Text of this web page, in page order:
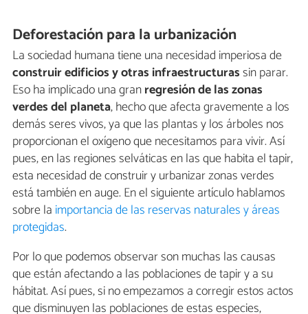
Deforestación para la urbanización
La sociedad humana tiene una necesidad imperiosa de
construir edificios y otras infraestructurassin parar.
Eso ha implicado una granregresión de las zonas
verdes del planeta, hecho que afecta gravemente a los
demás seres vivos, ya que las plantas y los árboles nos
proporcionan el oxígeno que necesitamos para vivir. Así
pues, en las regiones selváticas en las que habita el tapir,
esta necesidad de construir y urbanizar zonas verdes
está también en auge. En el siguiente artículo hablamos
sobre la importancia de las reservas naturales y áreas
protegidas.
Por lo que podemos observar son muchas las causas
que están afectando a las poblaciones de tapir y a su
hábitat. Así pues, si no empezamos a corregir estos actos
que disminuyen las poblaciones de estas especies,